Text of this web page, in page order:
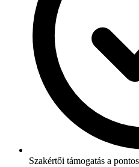
Szakértői támogatás a